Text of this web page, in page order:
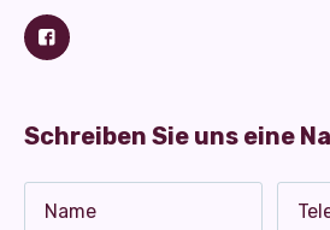
Schreiben Sie uns eine